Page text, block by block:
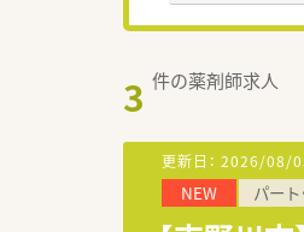
3 件の薬剤師求人
更新日： 2026/08/
NEW パート